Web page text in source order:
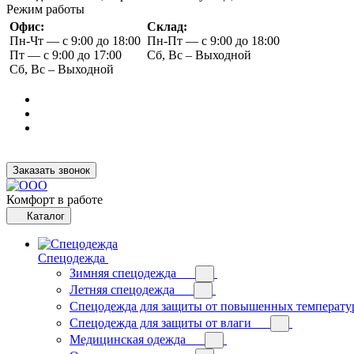
Режим работы
Офис:
Пн-Чт — с 9:00 до 18:00
Пт — с 9:00 до 17:00
Сб, Вс – Выходной
Склад:
Пн-Пт — с 9:00 до 18:00
Сб, Вс – Выходной
Заказать звонок
Комфорт в работе
Каталог
Спецодежда
Зимняя спецодежда
Летняя спецодежда
Спецодежда для защиты от повышенных
Спецодежда для защиты от влаги
Медицинская одежда